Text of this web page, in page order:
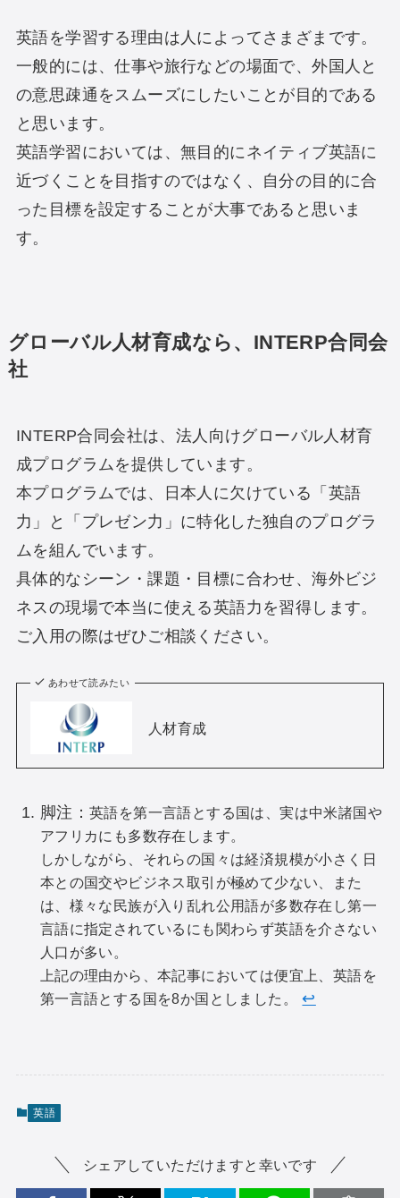
英語を学習する理由は人によってさまざまです。
一般的には、仕事や旅行などの場面で、外国人と
の意思疎通をスムーズにしたいことが目的である
と思います。
英語学習においては、無目的にネイティブ英語に
近づくことを目指すのではなく、自分の目的に合
った目標を設定することが大事であると思いま
す。
グローバル人材育成なら、INTERP合同会
社
INTERP合同会社は、法人向けグローバル人材育
成プログラムを提供しています。
本プログラムでは、日本人に欠けている「英語
力」と「プレゼン力」に特化した独自のプログラ
ムを組んでいます。
具体的なシーン・課題・目標に合わせ、海外ビジ
ネスの現場で本当に使える英語力を習得します。
ご入用の際はぜひご相談ください。
あわせて読みたい
人材育成
脚注： 英語を第一言語とする国は、実は中米諸国や
アフリカにも多数存在します。
しかしながら、それらの国々は経済規模が小さく日
本との国交やビジネス取引が極めて少ない、また
は、様々な民族が入り乱れ公用語が多数存在し第一
言語に指定されているにも関わらず英語を介さない
人口が多い。
上記の理由から、本記事においては便宜上、英語を
第一言語とする国を8か国としました。
↩︎
英語
シェアしていただけますと幸いです